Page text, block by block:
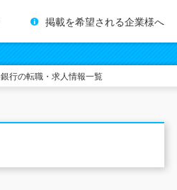
掲載を希望される企業様へ
銀行の転職・求人情報一覧